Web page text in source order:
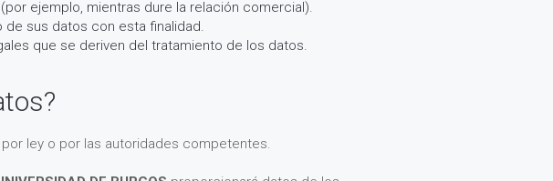
ejemplo, mientras dure la relación comercial).
sus datos con esta finalidad.
que se deriven del tratamiento de los datos.
ley o por las autoridades competentes.